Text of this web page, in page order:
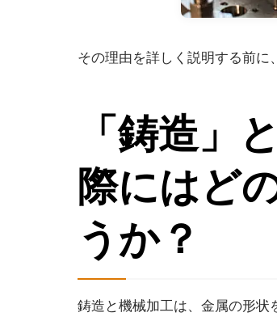
その理由を詳しく説明する前に
「鋳造」
際にはど
うか？
鋳造と機械加工は、金属の形